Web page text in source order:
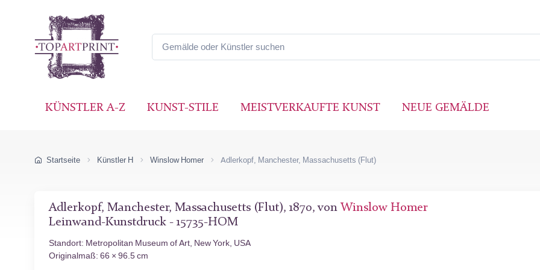
KÜNSTLER A-Z KUNST-STILE MEISTVERKAUFTE KUNST NEUE GEMÄLDE
Startseite Künstler H Winslow Homer Adlerkopf, Manchester, Massachusetts (Flut)
Adlerkopf, Manchester, Massachusetts (Flut), 1870, von Winslow Homer
Leinwand-Kunstdruck - 15735-HOM
Standort: Metropolitan Museum of Art, New York, USA
Originalmaß: 66 × 96.5 cm